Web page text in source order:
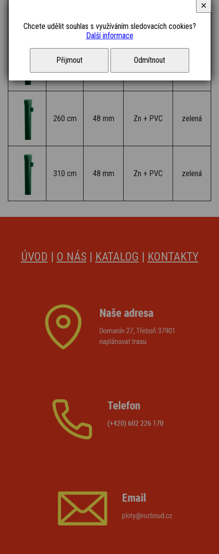
zelená
260 cm Zn + PVC
260 cm 48 mm Zn + PVC zelená
310 cm 48 mm Zn + PVC zelená
ÚVOD | O NÁS | KATALOG | KONTAKTY
Chcete udělit souhlas s využíváním sledovacích cookies?
Další informace
Přijmout Odmítnout
✕